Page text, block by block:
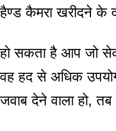
हैण्ड कैमरा खरीदने के
हो सकता है आप जो
वह हद से अधिक
जवाब देने वाला हो,